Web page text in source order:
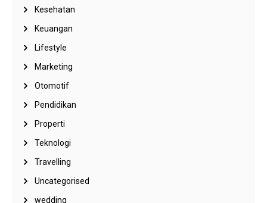
Kesehatan
Keuangan
Lifestyle
Marketing
Otomotif
Pendidikan
Properti
Teknologi
Travelling
Uncategorised
wedding